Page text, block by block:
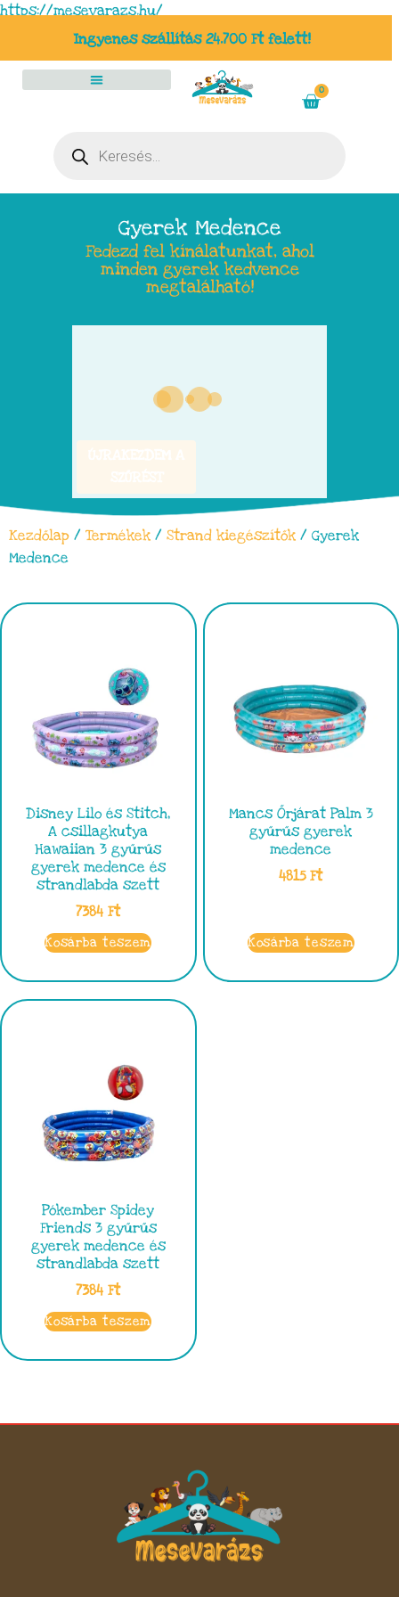
https://mesevarazs.hu/
Ingyenes szállítás 24.700 Ft felett!
0
Gyerek Medence
Fedezd fel kínálatunkat, ahol
minden gyerek kedvence
megtalálható!
Kezdőlap / Termékek / Strand kiegészítők / Gyerek
Medence
Disney Lilo és Stitch,
A csillagkutya
Hawaiian 3 gyűrűs
gyerek medence és
strandlabda szett
7384Ft
Kosárba teszem
Mancs Őrjárat Palm 3
gyűrűs gyerek
medence
4815Ft
Kosárba teszem
Pókember Spidey
Friends 3 gyűrűs
gyerek medence és
strandlabda szett
7384Ft
Kosárba teszem